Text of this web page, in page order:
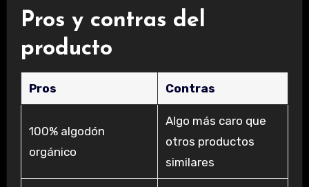
Pros y contras del
producto
Pros Contras
100% algodón
orgánico
Algo más caro que
otros productos
similares